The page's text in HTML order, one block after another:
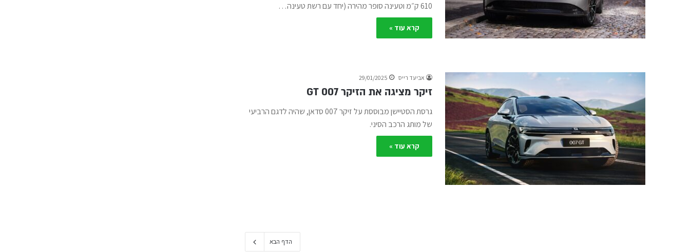
610 ק״מ וטעינה סופר מהירה (יחד עם רשת טעינה…
קרא עוד »
אביעד רייס 29/01/2025
זיקר מציגה את הזיקר 007 GT
גרסת הסטיישן מבוססת על זיקר 007 סדאן, שהיה לדגם הרביעי
של מותג הרכב הסיני.
קרא עוד »
הדף הבא